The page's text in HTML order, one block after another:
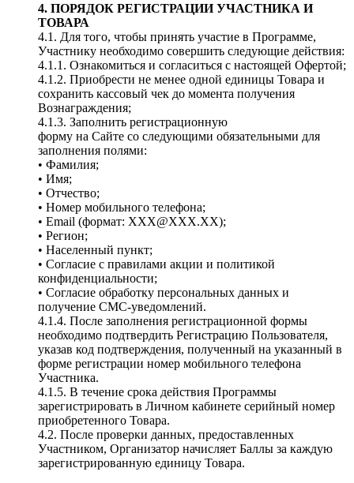
4. ПОРЯДОК РЕГИСТРАЦИИ УЧАСТНИКА И
ТОВАРА
4.1. Для того, чтобы принять участие в Программе,
Участнику необходимо совершить следующие действия:
4.1.1. Ознакомиться и согласиться с настоящей Офертой;
4.1.2. Приобрести не менее одной единицы Товара и
сохранить кассовый чек до момента получения
Вознаграждения;
4.1.3. Заполнить регистрационную
форму на Сайте со следующими обязательными для
заполнения полями:
• Фамилия;
• Имя;
• Отчество;
• Номер мобильного телефона;
• Email (формат: ХХХ@ХХХ.ХХ);
• Регион;
• Населенный пункт;
• Согласие с правилами акции и политикой
конфиденциальности;
• Согласие обработку персональных данных и
получение СМС-уведомлений.
4.1.4. После заполнения регистрационной формы
необходимо подтвердить Регистрацию Пользователя,
указав код подтверждения, полученный на указанный в
форме регистрации номер мобильного телефона
Участника.
4.1.5. В течение срока действия Программы
зарегистрировать в Личном кабинете серийный номер
приобретенного Товара.
4.2. После проверки данных, предоставленных
Участником, Организатор начисляет Баллы за каждую
зарегистрированную единицу Товара.